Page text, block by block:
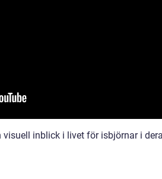
inblick i livet för isbjörnar i